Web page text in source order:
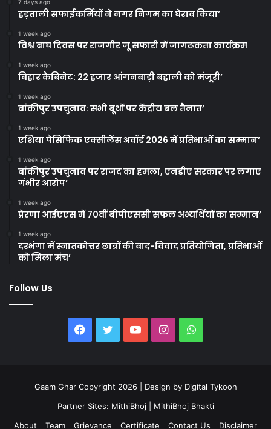
7 days ago
हड़ताली सफाईकर्मियों ने नगर निगम का घेराव किया’
1 week ago
विश्व बाघ दिवस पर राजगीर जू सफारी में जागरूकता कार्यक्रम
1 week ago
बिहार कैबिनेट: 22 हजार आंगनबाड़ी बहाली को मंजूरी’
1 week ago
बांकीपुर उपचुनाव: सभी बूथों पर केंद्रीय बल तैनात’
1 week ago
एशिया पैसिफिक एक्सीलेंस अवॉर्ड 2026 में प्रतिभाओं का सम्मान’
1 week ago
बांकीपुर उपचुनाव पर राजद का हमला, एनडीए सरकार पर लगाए
गंभीर आरोप’
1 week ago
प्रेरणा आईएएस में 70वीं बीपीएससी सफल अभ्यर्थियों का सम्मान’
1 week ago
दरभंगा में स्नातकोत्तर छात्रों की वाद-विवाद प्रतियोगिता, प्रतिभाओं
को मिला मंच’
Follow Us
Facebook
TwitterYouTubeInstagramWhatsApp
Gaam Ghar Copyright 2026 | Design by Digital Tykoon
Partner Sites: MithiBhoj
MithiBhoj Bhakti
About
Team Grievance Certificate Contact Us Disclaimer